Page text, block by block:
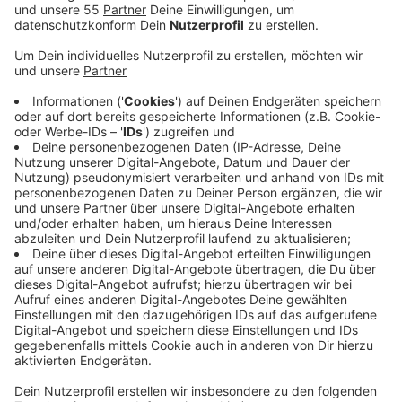
Vor der Ratssitzung soll nun über das Vorhaben
beraten werden. Das Ziel dieser Resolution ist der
Erhalt des St. Josef Krankenhauses in Haan. Sie ist an
verschiedene Empfänger gerichtet, darunter NRW-
Gesundheitsminister Laumann,
Bundesgesundheitsminister Lauterbach und Landrat
Hendele. Darin heißt es: Die Klinik ist für die
medizinische Versorgung unverzichtbar; die
Krankenhäuser im Umfeld könnten eine Schließung
nicht auffangen. Investitionen in das Krankenhaus aus
den vergangenen Jahren würden bei einer Schließung
zu einer Steuergeld-Verschwendung. Anfang Oktober
hatte der insolvente Betreiber bekanntgegeben, die
Krankenhäuser in Haan, Hilden und Solingen-Ohligs bald